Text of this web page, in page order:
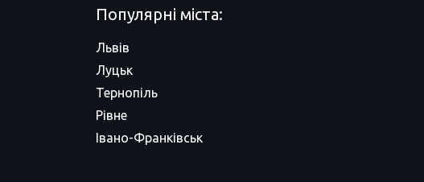
Популярні міста:
Львів
Луцьк
Тернопіль
Рівне
Івано-Франківськ